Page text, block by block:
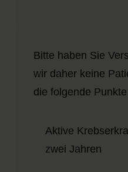
Bitte haben Sie
wir daher keine
die folgende
Aktive
zwei Jahren